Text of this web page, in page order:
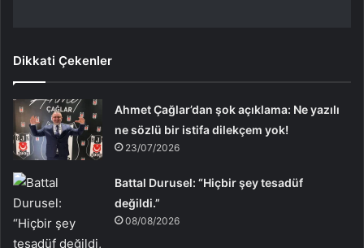
Dikkati Çekenler
Ahmet Çağlar’dan şok açıklama: Ne yazılı
ne sözlü bir istifa dilekçem yok!
23/07/2026
Battal Durusel: “Hiçbir şey tesadüf
değildi.”
08/08/2026